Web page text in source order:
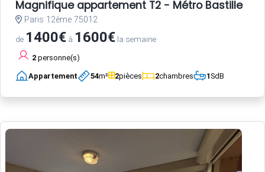
Magnifique appartement T2 - Métro Bastille
Paris 12ème 75012
de 1400€ à 1600€ la semaine
2 personne(s)
Appartement 54m² 2pièces 2chambres 1SdB